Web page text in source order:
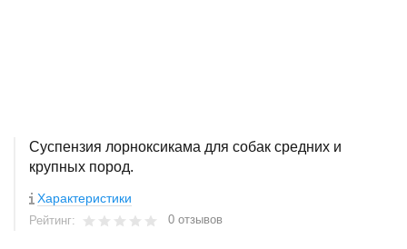
Суспензия лорноксикама для собак средних и
крупных пород.
Характеристики
Рейтинг: 0 отзывов